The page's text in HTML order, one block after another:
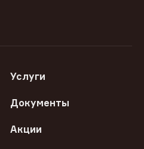
Услуги
Документы
Акции